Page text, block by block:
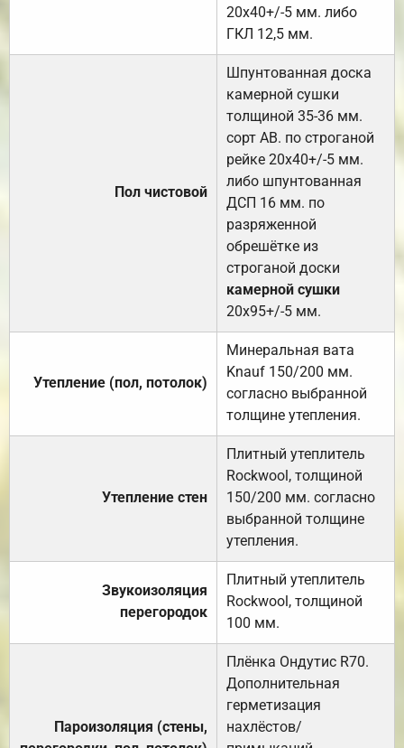
20х40+/-5 мм. либо
ГКЛ 12,5 мм.
Пол чистовой
Шпунтованная доска
камерной сушки
толщиной 35-36 мм.
сорт АВ. по строганой
рейке 20х40+/-5 мм.
либо шпунтованная
ДСП 16 мм. по
разряженной
обрешётке из
строганой доски
камерной сушки
20х95+/-5 мм.
Утепление (пол, потолок)
Минеральная вата
Knauf 150/200 мм.
согласно выбранной
толщине утепления.
Утепление стен
Плитный утеплитель
Rockwool, толщиной
150/200 мм. согласно
выбранной толщине
утепления.
Звукоизоляция
перегородок
Плитный утеплитель
Rockwool, толщиной
100 мм.
Пароизоляция (стены,
Плёнка Ондутис R70.
Дополнительная
герметизация
нахлёстов/